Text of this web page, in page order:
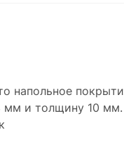
напольное
мм и толщину 10